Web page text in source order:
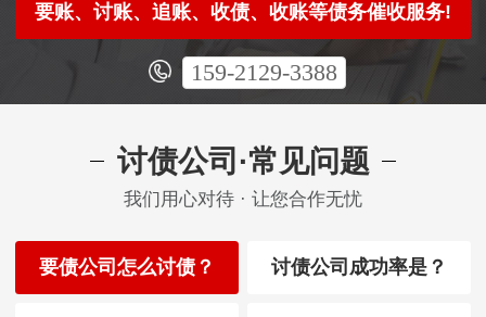
要账、讨账、追账、收债、收账等债务催收服务!
159-2129-3388
讨债公司·常见问题
我们用心对待 · 让您合作无忧
要债公司怎么讨债？ 讨债公司成功率是？